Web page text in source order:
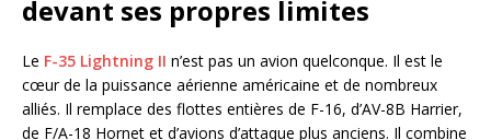
devant ses propres limites
Le F-35 Lightning II n’est pas un avion quelconque. Il est le
cœur de la puissance aérienne américaine et de nombreux
alliés. Il remplace des flottes entières de F-16, d’AV-8B Harrier,
de F/A-18 Hornet et d’avions d’attaque plus anciens. Il combine